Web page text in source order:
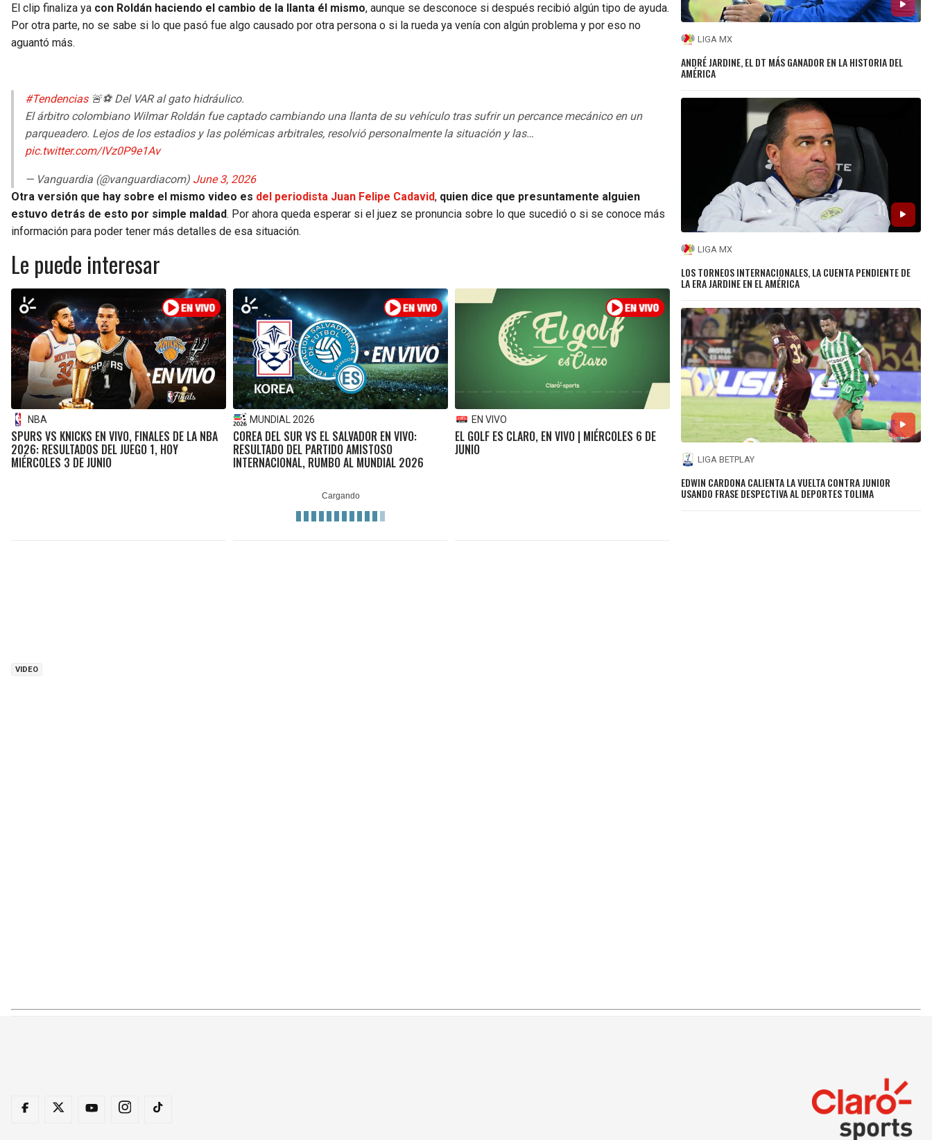
El clip finaliza ya con Roldán haciendo el cambio de la llanta él mismo, aunque se desconoce si después recibió algún tipo de ayuda.
Por otra parte, no se sabe si lo que pasó fue algo causado por otra persona o si la rueda ya venía con algún problema y por eso no
aguantó más.
#Tendencias🚨⚽ Del VAR al gato hidráulico.
El árbitro colombiano Wilmar Roldán fue captado cambiando una llanta de su vehículo tras sufrir un percance mecánico en un
parqueadero. Lejos de los estadios y las polémicas arbitrales, resolvió personalmente la situación y las…
pic.twitter.com/IVz0P9e1Av
— Vanguardia (@vanguardiacom) June 3, 2026
Otra versión que hay sobre el mismo video es del periodista Juan Felipe Cadavid, quien dice que presuntamente alguien
estuvo detrás de esto por simple maldad. Por ahora queda esperar si el juez se pronuncia sobre lo que sucedió o si se conoce más
información para poder tener más detalles de esa situación.
Le puede interesar
NBA
SPURS VS KNICKS EN VIVO, FINALES DE LA NBA
2026: RESULTADOS DEL JUEGO 1, HOY
MIÉRCOLES 3 DE JUNIO
MUNDIAL 2026
COREA DEL SUR VS EL SALVADOR EN VIVO:
RESULTADO DEL PARTIDO AMISTOSO
INTERNACIONAL, RUMBO AL MUNDIAL 2026
EN VIVO
EL GOLF ES CLARO, EN VIVO | MIÉRCOLES 6 DE
JUNIO
VIDEO
LIGA MX
ANDRÉ JARDINE, EL DT MÁS GANADOR EN LA HISTORIA DEL
AMÉRICA
LIGA MX
LOS TORNEOS INTERNACIONALES, LA CUENTA PENDIENTE DE
LA ERA JARDINE EN EL AMÉRICA
LIGA BETPLAY
EDWIN CARDONA CALIENTA LA VUELTA CONTRA JUNIOR
USANDO FRASE DESPECTIVA AL DEPORTES TOLIMA